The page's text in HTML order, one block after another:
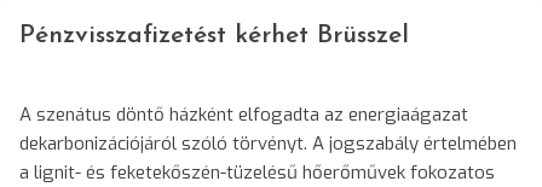
Pénzvisszafizetést kérhet Brüsszel
A szenátus döntő házként elfogadta az energiaágazat
dekarbonizációjáról szóló törvényt. A jogszabály értelmében
a lignit- és feketekőszén-tüzelésű hőerőművek fokozatos